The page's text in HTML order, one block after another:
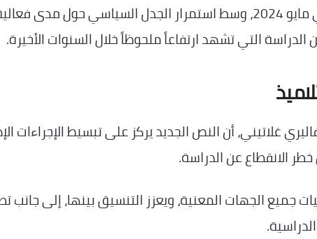
ويأتي المشروع لتحديث الإجراءات التي أُقرت في مايو 2024، وسط استمرار الجدل السياسي حول مدى
التي تشهد ارتفاعاً ملحوظاً خلال السنوات الأخيرة.
غلاتيني، أن النص الجديد يركز على تبسيط الإجراءات
الانقطاع عن الدراسة.
الجهات المعنية، ويعزز التنسيق بينها، إلى جانب